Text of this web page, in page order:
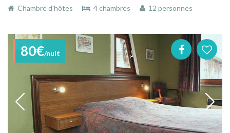
Chambre d'hôtes
4 chambres 12 personnes
80€/nuit